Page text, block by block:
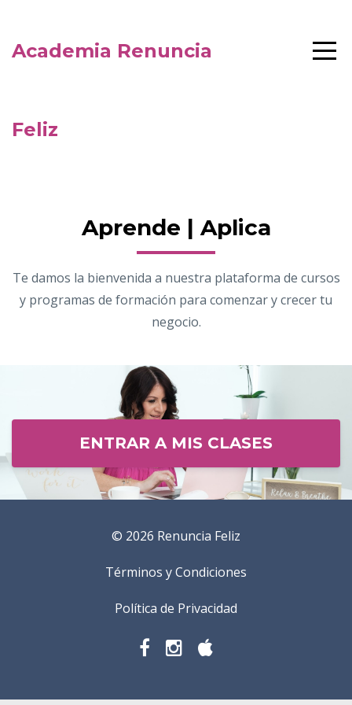
Academia Renuncia
Feliz
Aprende | Aplica
Te damos la bienvenida a nuestra plataforma de cursos
y programas de formación para comenzar y crecer tu
negocio.
ENTRAR A MIS CLASES
© 2026 Renuncia Feliz
Términos y Condiciones
Política de Privacidad